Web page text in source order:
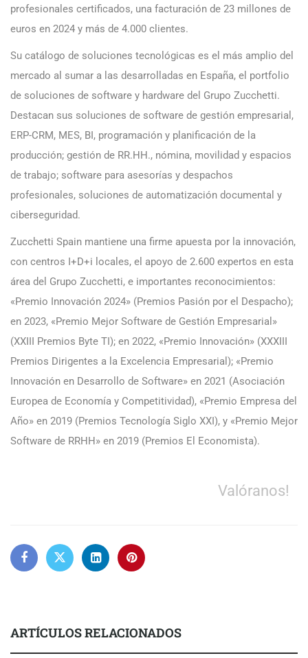
profesionales certificados, una facturación de 23 millones de
euros en 2024 y más de 4.000 clientes.
Su catálogo de soluciones tecnológicas es el más amplio del
mercado al sumar a las desarrolladas en España, el portfolio
de soluciones de software y hardware del Grupo Zucchetti.
Destacan sus soluciones de software de gestión empresarial,
ERP-CRM, MES, BI, programación y planificación de la
producción; gestión de RR.HH., nómina, movilidad y espacios
de trabajo; software para asesorías y despachos
profesionales, soluciones de automatización documental y
ciberseguridad.
Zucchetti Spain mantiene una firme apuesta por la innovación,
con centros I+D+i locales, el apoyo de 2.600 expertos en esta
área del Grupo Zucchetti, e importantes reconocimientos:
«Premio Innovación 2024» (Premios Pasión por el Despacho);
en 2023, «Premio Mejor Software de Gestión Empresarial»
(XXIII Premios Byte TI); en 2022, «Premio Innovación» (XXXIII
Premios Dirigentes a la Excelencia Empresarial); «Premio
Innovación en Desarrollo de Software» en 2021 (Asociación
Europea de Economía y Competitividad), «Premio Empresa del
Año» en 2019 (Premios Tecnología Siglo XXI), y «Premio Mejor
Software de RRHH» en 2019 (Premios El Economista).
Valóranos!
ARTÍCULOS RELACIONADOS